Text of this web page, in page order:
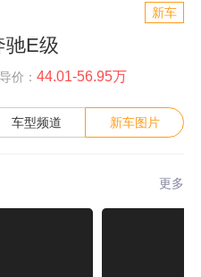
新车
驰E级
价： 44.01-56.95万
车型频道 新车图片
更多